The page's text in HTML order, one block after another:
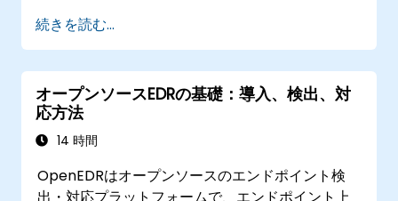
既存のサイバーセキュリティフレームワーク
にDeepSeekを統合すること
続きを読む...
オープンソースEDRの基礎：導入、検出、対
応方法
14 時間
OpenEDRはオープンソースのエンドポイント検
出・対応プラットフォームで、エンドポイント上